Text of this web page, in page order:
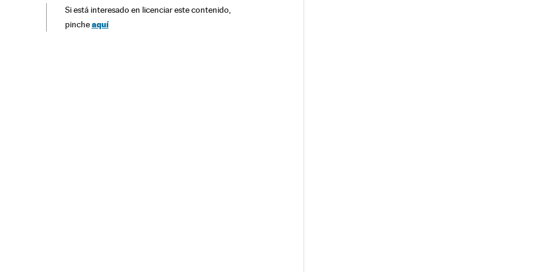
Violência Discriminação
Preconceitos
Si está interesado en licenciar este contenido,
pincheaquí